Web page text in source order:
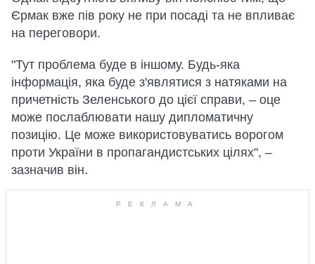
Єрмак вже пів року не при посаді та не впливає
на переговори.
"Тут проблема буде в іншому. Будь-яка
інформація, яка буде з'являтися з натяками на
причетність Зеленського до цієї справи, – оце
може послаблювати нашу дипломатичну
позицію. Це може використовуватись ворогом
проти України в пропагандистських цілях", –
зазначив він.